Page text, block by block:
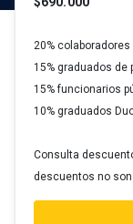
20%
15% graduados de
15% funcionarios
10% graduados
Consulta
descuentos no